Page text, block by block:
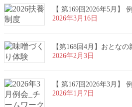
【 第169回2026年5月】
2026年3月16日
【第168回4月】おとな
2026年2月3日
【 第167回2026年3月】
2026年1月7日